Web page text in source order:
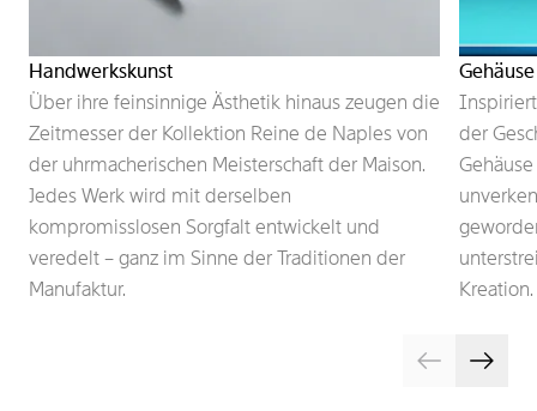
Handwerkskunst
Über ihre feinsinnige Ästhetik hinaus zeugen die
Zeitmesser der Kollektion Reine de Naples von
der uhrmacherischen Meisterschaft der Maison.
Jedes Werk wird mit derselben
kompromisslosen Sorgfalt entwickelt und
veredelt – ganz im Sinne der Traditionen der
Manufaktur.
Gehäuse
der
Kreation.